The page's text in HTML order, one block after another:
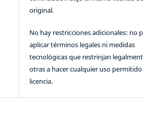
original.
No hay restricciones adicionales: no
aplicar términos legales ni medidas
tecnológicas que restrinjan
otras a hacer cualquier uso
licencia.